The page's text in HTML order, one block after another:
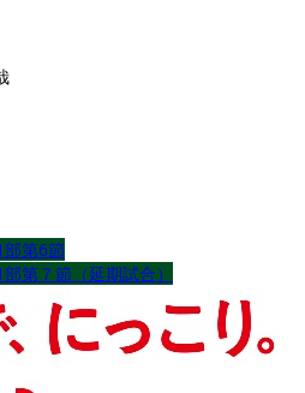
第6節
第７節（延期試合）